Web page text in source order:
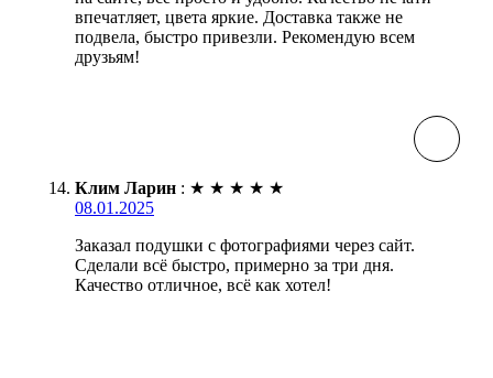
впечатляет, цвета яркие. Доставка также не
подвела, быстро привезли. Рекомендую всем
друзьям!
Клим Ларин : ★ ★ ★ ★ ★
08.01.2025
Заказал подушки с фотографиями через сайт.
Сделали всё быстро, примерно за три дня.
Качество отличное, всё как хотел!